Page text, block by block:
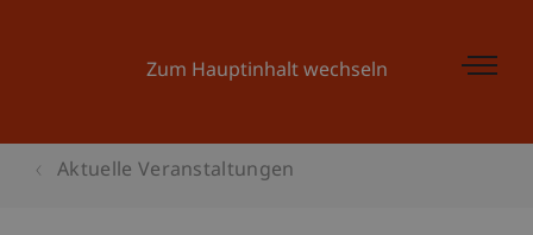
Zum Hauptinhalt wechseln
Aktuelle Veranstaltungen